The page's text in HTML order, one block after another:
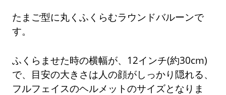
たまご型に丸くふくらむラウンドバルーンで
す。
ふくらませた時の横幅が、12インチ(約30cm)
で、目安の大きさは人の顔がしっかり隠れる、
フルフェイスのヘルメットのサイズとなりま